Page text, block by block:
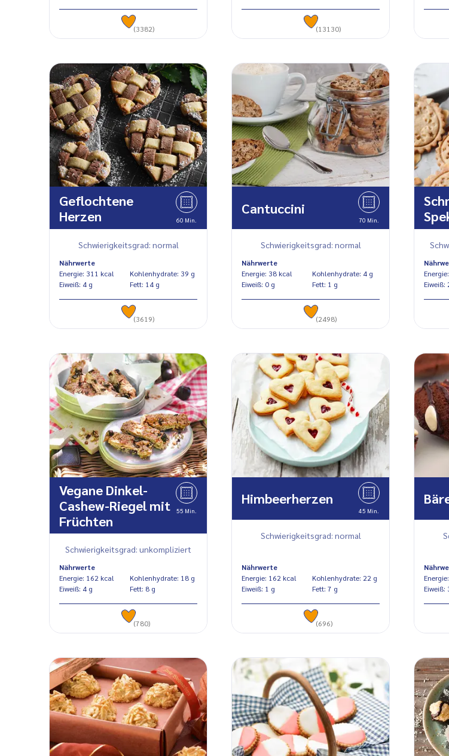
(3382) (13130)
Geflochtene
Herzen
60 Min.
Schwierigkeitsgrad: normal
Nährwerte
Energie: 311 kcal
Eiweiß: 4 g
Kohlenhydrate: 39 g
Fett: 14 g
(3619)
Cantuccini
70 Min.
Schwierigkeitsgrad: normal
Nährwerte
Energie: 38 kcal
Eiweiß: 0 g
Kohlenhydrate: 4 g
Fett: 1 g
(2498)
Vegane Dinkel-
Cashew-Riegel mit
Früchten
55 Min.
Schwierigkeitsgrad: unkompliziert
Nährwerte
Energie: 162 kcal
Eiweiß: 4 g
Kohlenhydrate: 18 g
Fett: 8 g
(780)
Himbeerherzen
45 Min.
Schwierigkeitsgrad: normal
Nährwerte
Energie: 162 kcal
Eiweiß: 1 g
Kohlenhydrate: 22 g
Fett: 7 g
(696)